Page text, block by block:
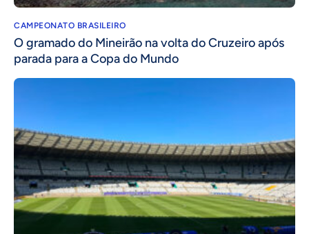
CAMPEONATO BRASILEIRO
O gramado do Mineirão na volta do Cruzeiro após
parada para a Copa do Mundo